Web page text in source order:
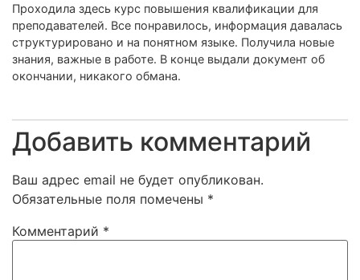
Проходила здесь курс повышения квалификации для
преподавателей. Все понравилось, информация давалась
структурировано и на понятном языке. Получила новые
знания, важные в работе. В конце выдали документ об
окончании, никакого обмана.
Добавить комментарий
Ваш адрес email не будет опубликован.
Обязательные поля помечены *
Комментарий *